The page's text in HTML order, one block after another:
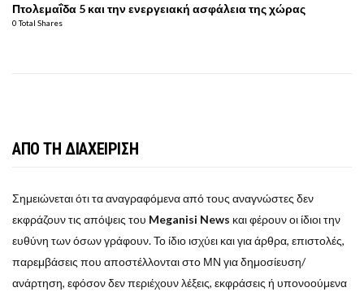
Πτολεμαΐδα 5 και την ενεργειακή ασφάλεια της χώρας
0 Total Shares
ΑΠΟ ΤΗ ΔΙΑΧΕΙΡΙΣΗ
Σημειώνεται ότι τα αναγραφόμενα από τους αναγνώστες δεν
εκφράζουν τις απόψεις του Meganisi News και φέρουν οι ίδιοι την
ευθύνη των όσων γράφουν. Το ίδιο ισχύει και για άρθρα, επιστολές,
παρεμβάσεις που αποστέλλονται στο ΜΝ για δημοσίευση/
ανάρτηση, εφόσον δεν περιέχουν λέξεις, εκφράσεις ή υπονοούμενα